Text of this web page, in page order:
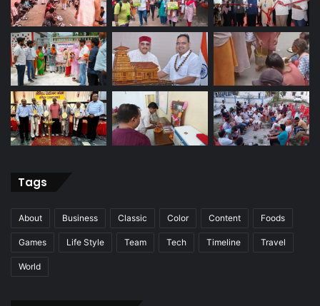
Tags
About Business Classic Color Content Foods
Games Life Style Team Tech Timeline Travel
World